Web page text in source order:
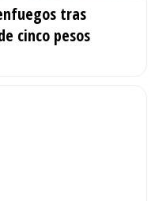
tras
cinco pesos